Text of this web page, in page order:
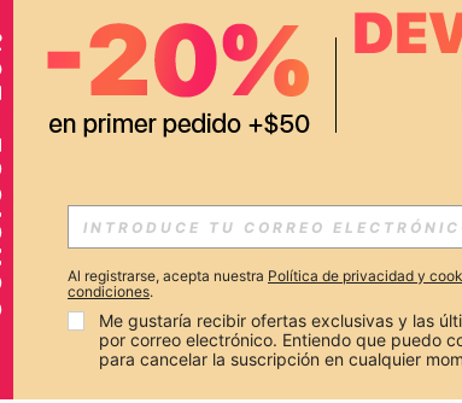
EN APP
PARA RECIBIR OFERTAS EXCLUSIVAS, PROMOCIONES Y
Al registrarse, acepta nuestra Política de privacidad y
condiciones.
Me gustaría recibir ofertas exclusivas y las
por correo electrónico. Entiendo que puedo
para cancelar la suscripción en cualquier